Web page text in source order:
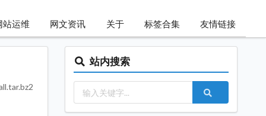
站运维 网文资讯 关于 标签合集 友情链接
站内搜索